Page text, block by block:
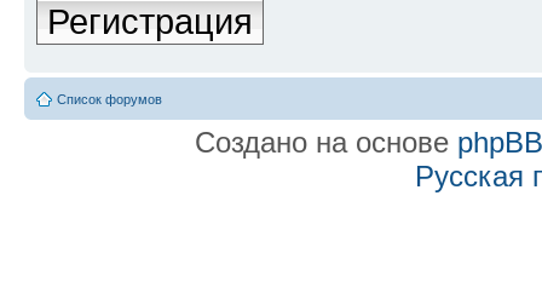
Регистрация
Список форумов
Создано на основе phpBB
Русская